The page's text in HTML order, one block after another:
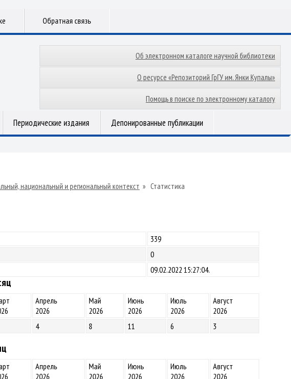
Обратная связь
Об электронном каталоге научной библиотеки
О ресурсе «Репозиторий ГрГУ им. Янки Купалы»
Помощь в поиске по электронному каталогу
Периодические издания Депонированные публикации
национальный и региональный контекст » Статистика
339
0
09.02.2022 15:27:04.
Апрель
2026
Май
2026
Июнь
2026
Июль
2026
Август
2026
4 8 11 6 3
Апрель
2026
Май
2026
Июнь
2026
Июль
2026
Август
2026